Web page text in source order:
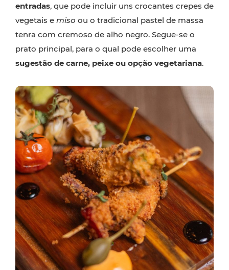
entradas, que pode incluir uns crocantes crepes de
vegetais e miso ou o tradicional pastel de massa
tenra com cremoso de alho negro. Segue-se o
prato principal, para o qual pode escolher uma
sugestão de carne, peixe ou opção vegetariana.